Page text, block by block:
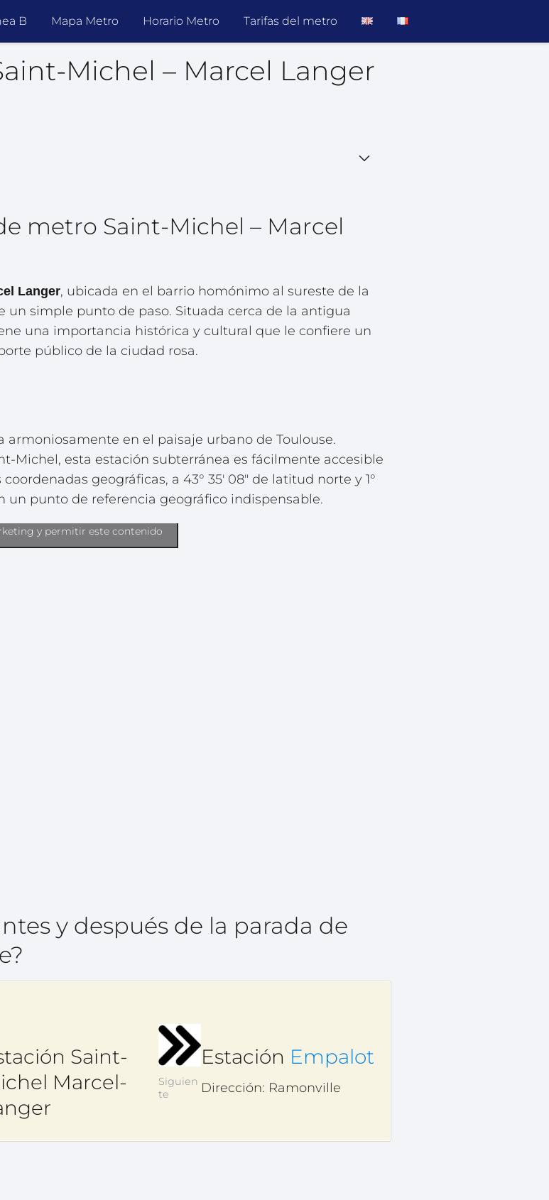
B Mapa Metro Horario Metro Tarifas del metro
Michel – Marcel Langer
metro Saint-Michel – Marcel
Langer, ubicada en el barrio homónimo al sureste de la
un simple punto de paso. Situada cerca de la antigua
una importancia histórica y cultural que le confiere un
público de la ciudad rosa.
armoniosamente en el paisaje urbano de Toulouse.
Michel, esta estación subterránea es fácilmente accesible
geográficas, a 43° 35′ 08″ de latitud norte y 1°
un punto de referencia geográfico indispensable.
y permitir este contenido
y después de la parada de
Saint-
Marcel-
Siguien
te
Estación Empalot
Dirección: Ramonville